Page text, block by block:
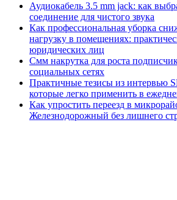
Аудиокабель 3.5 mm jack: как
соединение для чистого звука
Как профессиональная уборка
нагрузку в помещениях:
юридических лиц
Смм накрутка для роста
социальных сетях
Практичные тезисы из интервью
которые легко применить в
Как упростить переезд в
Железнодорожный без лишнего